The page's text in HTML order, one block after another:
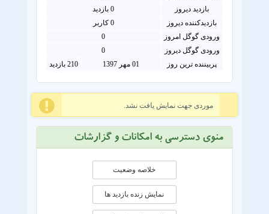
بازدید دیروز
0 بازدید
بازدیدکننده دیروز
0 کاربر
ورودی گوگل امروز
0
ورودی گوگل دیروز
0
پربیننده ترین روز
01 مهر 1397 210 بازدید
موردی جهت نمایش یافت نشد.
منوی دسترسی به امکانات و گزارشات
خلاصه وضعیت
نمایش زنده بازدید ها